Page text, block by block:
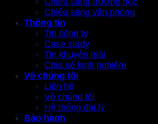
Chiếu sáng văn phòng
Thông tin
Tin công ty
Case study
Tin khuyến mãi
Chia sẻ kinh nghiệm
Về chúng tôi
Liên hệ
Về chúng tôi
Hệ thống đại lý
Bảo hành